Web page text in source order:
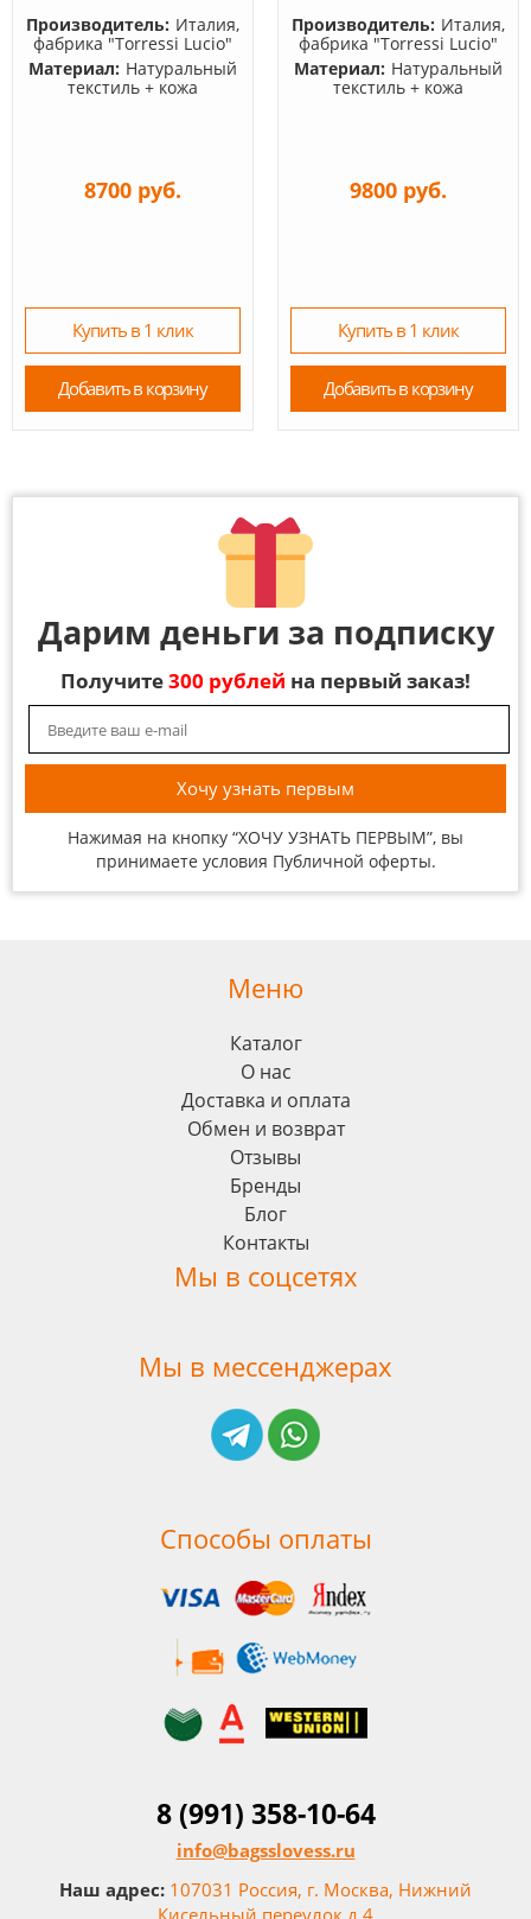
Производитель: Италия,
фабрика "Torressi Lucio"
Материал: Натуральный
текстиль + кожа
8700 руб.
Купить в 1 клик
Добавить в корзину
Производитель: Италия,
фабрика "Torressi Lucio"
Материал: Натуральный
текстиль + кожа
9800 руб.
Купить в 1 клик
Добавить в корзину
Дарим деньги за подписку
Получите300 рублей на первый заказ!
Нажимая на кнопку “ХОЧУ УЗНАТЬ ПЕРВЫМ”, вы
принимаете условия Публичной оферты.
Меню
Каталог
О нас
Доставка и оплата
Обмен и возврат
Отзывы
Бренды
Блог
Контакты
Мы в соцсетях
Мы в мессенджерах
Способы оплаты
8 (991) 358-10-64
info@bagsslovess.ru
Наш адрес: 107031 Россия, г. Москва, Нижний
Кисельный переулок д.4